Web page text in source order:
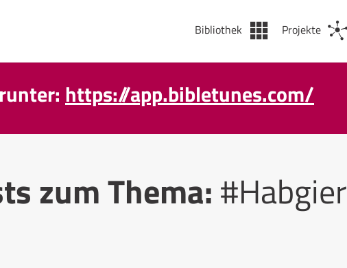
Bibliothek Projekte
https://app.bibletunes.com/
zum Thema:#Habgier